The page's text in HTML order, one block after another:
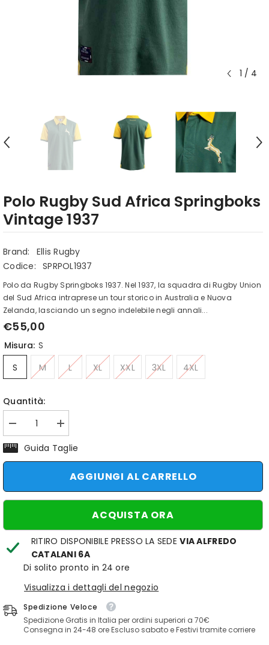
1 / 4
Polo Rugby Sud Africa Springboks
Vintage 1937
Brand:
Ellis Rugby
Codice: SPRPOL1937
Polo da Rugby Springboks 1937. Nel 1937, la squadra di Rugby Union
del Sud Africa intraprese un tour storico in Australia e Nuova
Zelanda, lasciando un segno indelebile negli annali...
€55,00
Misura: S
S
M L XL XXL 3XL 4XL
Quantità:
quantità
per
Springboks
Vintage
Aumenta
quantità
per
sud
Springboks
Vintage
Guida Taglie
AGGIUNGI AL CARRELLO
ACQUISTA ORA
RITIRO DISPONIBILE PRESSO LA SEDE VIA ALFREDO
CATALANI 6A
Di solito pronto in 24 ore
Visualizza i dettagli del negozio
Spedizione Veloce
Spedizione Gratis in Italia per ordini superiori a 70€
Consegna in 24-48 ore Escluso sabato e Festivi tramite corriere